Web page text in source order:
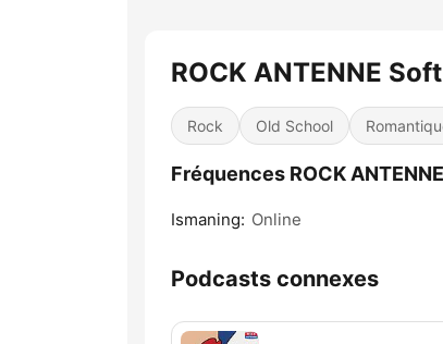
ROCK ANTENNE
Rock Old School
Fréquences ROCK
Ismaning: Online
Podcasts connexes